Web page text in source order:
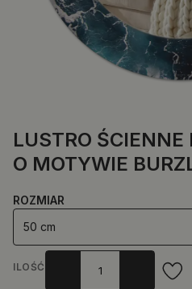
LUSTRO ŚCIENNE
O MOTYWIE
ROZMIAR
50 cm
ILOŚĆ